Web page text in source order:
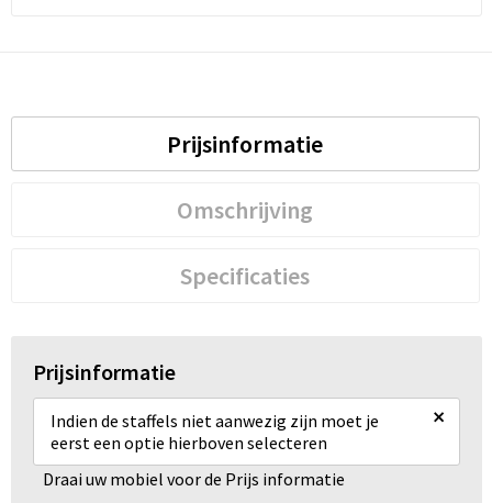
Prijsinformatie
Omschrijving
Specificaties
Prijsinformatie
Indien de staffels niet aanwezig zijn moet je
eerst een optie hierboven selecteren
×
Draai uw mobiel voor de Prijs informatie